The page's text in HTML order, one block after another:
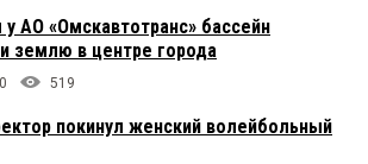
АО «Омскавтотранс» бассейн
землю в центре города
0 519
покинул женский волейбольный